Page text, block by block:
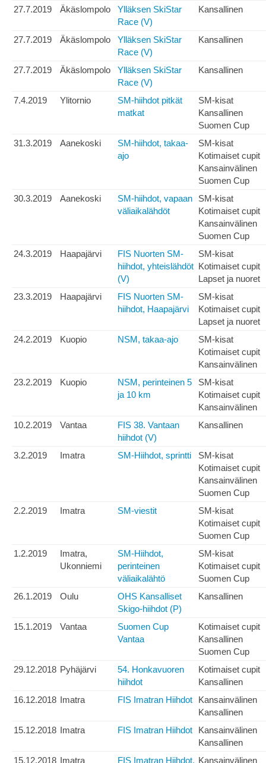
27.7.2019
Äkäslompolo
Ylläksen SkiStar
Race (V)
Kansallinen
27.7.2019 Äkäslompolo
Ylläksen SkiStar
Race (V)
Kansallinen
27.7.2019 Äkäslompolo
Ylläksen SkiStar
Race (V)
Kansallinen
7.4.2019 Ylitornio
SM-hiihdot pitkät
matkat
SM-kisat
Kansallinen
Suomen Cup
31.3.2019
Aanekoski
SM-hiihdot, takaa-
ajo
SM-kisat
Kotimaiset cupit
Kansainvälinen
Suomen Cup
30.3.2019
Aanekoski
SM-hiihdot, vapaan
väliaikalähdöt
SM-kisat
Kotimaiset cupit
Kansainvälinen
Suomen Cup
24.3.2019
Haapajärvi
FIS Nuorten SM-
hiihdot, yhteislähdöt
(V)
SM-kisat
Kotimaiset cupit
Lapset ja nuoret
23.3.2019
Haapajärvi
FIS Nuorten SM-
hiihdot, Haapajärvi
SM-kisat
Kotimaiset cupit
Lapset ja nuoret
24.2.2019
Kuopio NSM, takaa-ajo
SM-kisat
Kotimaiset cupit
Kansainvälinen
23.2.2019
Kuopio
NSM, perinteinen 5
ja 10 km
SM-kisat
Kotimaiset cupit
Kansainvälinen
10.2.2019
Vantaa
FIS 38. Vantaan
hiihdot (V)
Kansallinen
3.2.2019 Imatra SM-Hiihdot, sprintti
SM-kisat
Kotimaiset cupit
Kansainvälinen
Suomen Cup
2.2.2019
Imatra SM-viestit
SM-kisat
Kotimaiset cupit
Suomen Cup
1.2.2019
Imatra,
Ukonniemi
SM-Hiihdot,
perinteinen
väliaikalähtö
SM-kisat
Kotimaiset cupit
Suomen Cup
26.1.2019
Oulu
OHS Kansalliset
Skigo-hiihdot (P)
Kansallinen
15.1.2019 Vantaa
Suomen Cup
Vantaa
Kotimaiset cupit
Kansallinen
Suomen Cup
29.12.2018 Pyhäjärvi
54. Honkavuoren
hiihdot
Kotimaiset cupit
Kansallinen
16.12.2018 Imatra FIS Imatran Hiihdot
Kansainvälinen
Kansallinen
15.12.2018 Imatra FIS Imatran Hiihdot
Kansainvälinen
Kansallinen
15.12.2018 Imatra FIS Imatran Hiihdot, Kansainvälinen